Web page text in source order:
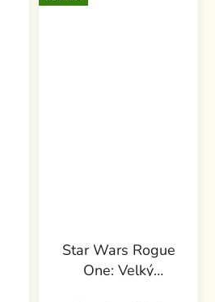
Star Wars Rogue
One: Velký